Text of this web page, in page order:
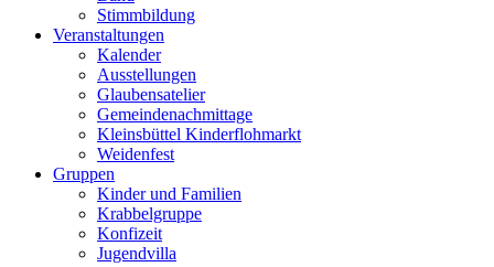
Stimmbildung
Veranstaltungen
Kalender
Ausstellungen
Glaubensatelier
Gemeindenachmittage
Kleinsbüttel Kinder­flohmarkt
Weidenfest
Gruppen
Kinder und Familien
Krabbelgruppe
Konfizeit
Jugendvilla